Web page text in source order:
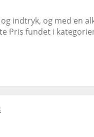
indtryk, og med en
Pris fundet i